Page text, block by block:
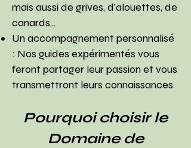
mais aussi de grives, d'alouettes, de
canards...
Un accompagnement personnalisé
: Nos guides expérimentés vous
feront partager leur passion et vous
transmettront leurs connaissances.
Pourquoi choisir le
Domaine de